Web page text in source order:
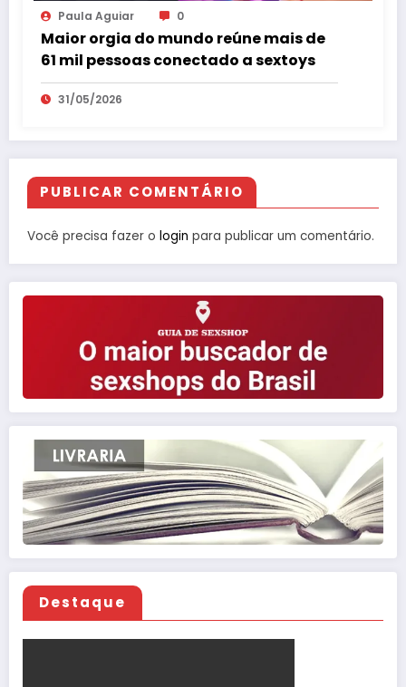
Paula Aguiar 0
Maior orgia do mundo reúne mais de
61 mil pessoas conectado a sextoys
31/05/2026
PUBLICAR COMENTÁRIO
Você precisa fazer o login para publicar um comentário.
Destaque